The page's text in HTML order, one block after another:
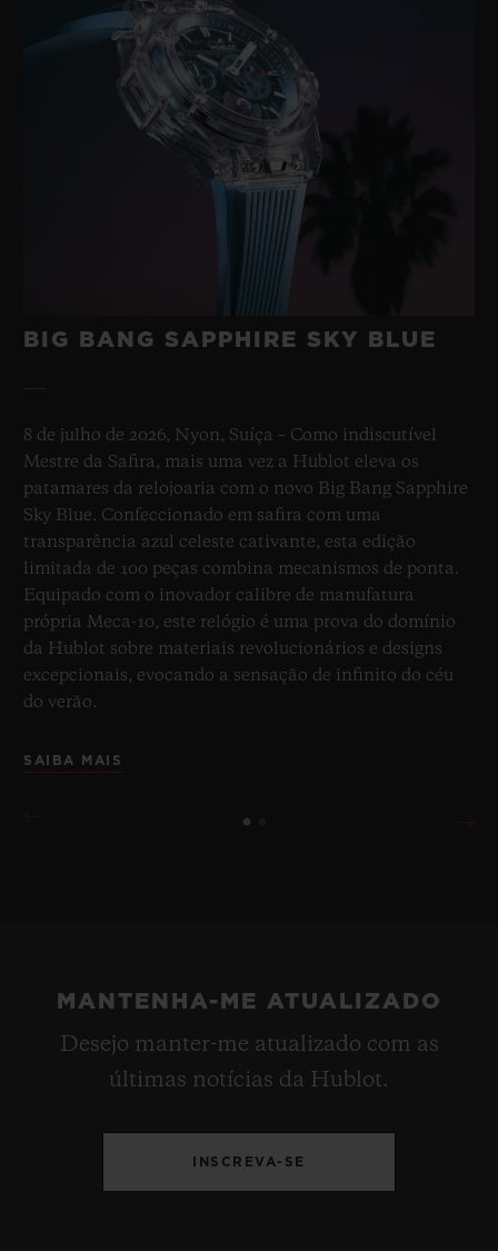
BIG BANG SAPPHIRE SKY BLUE
8 de julho de 2026, Nyon, Suíça – Como indiscutível
Mestre da Safira, mais uma vez a Hublot eleva os
patamares da relojoaria com o novo Big Bang Sapphire
Sky Blue. Confeccionado em safira com uma
transparência azul celeste cativante, esta edição
limitada de 100 peças combina mecanismos de ponta.
Equipado com o inovador calibre de manufatura
própria Meca-10, este relógio é uma prova do domínio
da Hublot sobre materiais revolucionários e designs
excepcionais, evocando a sensação de infinito do céu
do verão.
SAIBA MAIS
MANTENHA-ME ATUALIZADO
Desejo manter-me atualizado com as
últimas notícias da Hublot.
INSCREVA-SE